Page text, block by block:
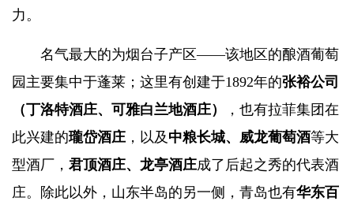
力。
名气最大的为烟台子产区——该地区的酿酒葡萄
园主要集中于蓬莱；这里有创建于1892年的张裕公司
（丁洛特酒庄、可雅白兰地酒庄）
，也有拉菲集团在
此兴建的瓏岱酒庄 ，以及 中粮长城、威龙葡萄酒等大
型酒厂， 君顶酒庄、龙亭酒庄成了后起之秀的代表酒
庄。除此以外，山东半岛的另一侧，青岛也有华东百